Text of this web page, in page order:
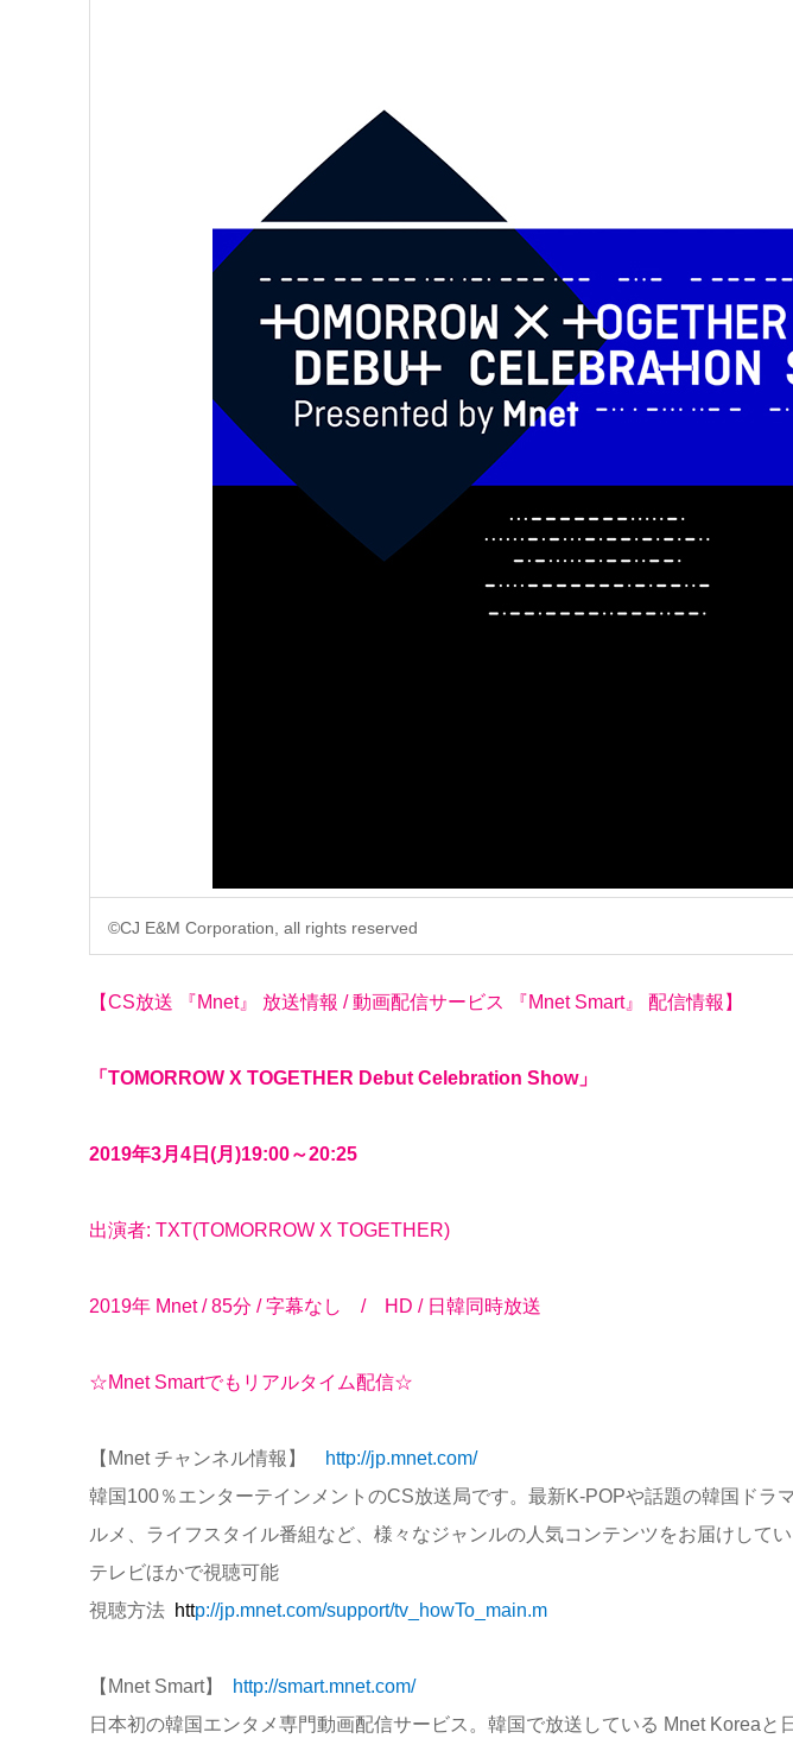
©CJ E&M Corporation, all rights reserved
【CS放送 『Mnet』 放送情報 / 動画配信サービス 『Mnet Smart』 配信情報】
「TOMORROW X TOGETHER Debut Celebration Show」
2019年3月4日(月)19:00～20:25
出演者: TXT(TOMORROW X TOGETHER)
2019年 Mnet / 85分 / 字幕なし / HD / 日韓同時放送
☆Mnet Smartでもリアルタイム配信☆
【Mnet チャンネル情報】
http://jp.mnet.com/
韓国100％エンターテインメントのCS放送局です。最新K-POPや話題の韓国ドラ
ルメ、ライフスタイル番組など、様々なジャンルの人気コンテンツをお届けして
テレビほかで視聴可能
視聴方法 http://jp.mnet.com/support/tv_howTo_main.m
【Mnet Smart】
http://smart.mnet.com/
日本初の韓国エンタメ専門動画配信サービス。韓国で放送している Mnet Koreaと